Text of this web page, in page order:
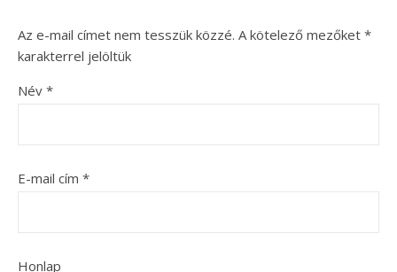
Az e-mail címet nem tesszük közzé. A kötelező mezőket *
karakterrel jelöltük
Név *
E-mail cím *
Honlap